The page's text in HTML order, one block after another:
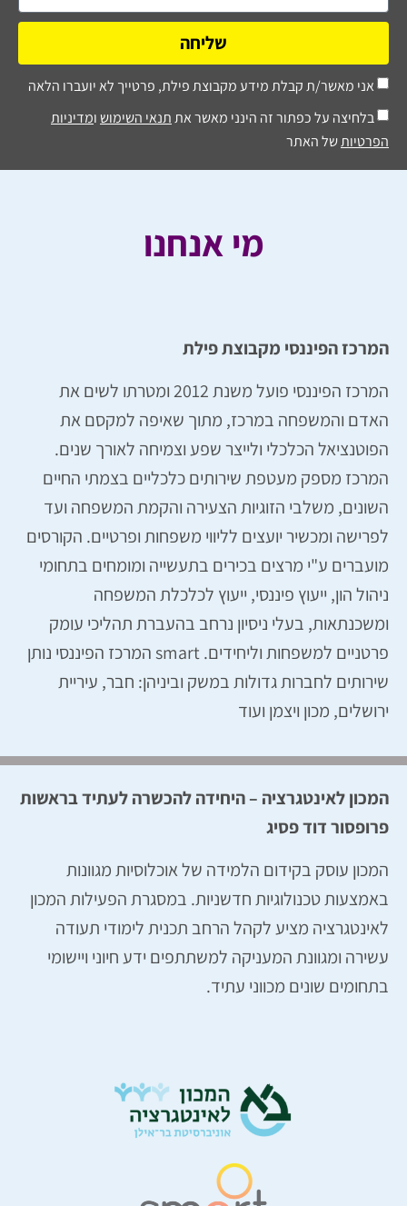
אני מאשר/ת קבלת מידע מקבוצת פילת, פרטייך לא יועברו הלאה
בלחיצה על כפתור זה הינני מאשר אתתנאי השימושומדיניות
הפרטיותשל האתר
שליחה
מי אנחנו
המרכז הפיננסי מקבוצת פילת
המרכז הפיננסי פועל משנת 2012 ומטרתו לשים את
האדם והמשפחה במרכז, מתוך שאיפה למקסם את
הפוטנציאל הכלכלי ולייצר שפע וצמיחה לאורך שנים.
המרכז מספק מעטפת שירותים כלכליים בצמתי החיים
השונים, משלבי הזוגיות הצעירה והקמת המשפחה ועד
לפרישה ומכשיר יועצים לליווי משפחות ופרטיים. הקורסים
מועברים ע"י מרצים בכירים בתעשייה ומומחים בתחומי
ניהול הון, ייעוץ פיננסי, ייעוץ לכלכלת המשפחה
ומשכנתאות, בעלי ניסיון נרחב בהעברת תהליכי עומק
פרטניים למשפחות וליחידים. smart המרכז הפיננסי נותן
שירותים לחברות גדולות במשק וביניהן: חבר, עיריית
ירושלים, מכון ויצמן ועוד
המכון לאינטגרציה – היחידה להכשרה לעתיד בראשות
פרופסור דוד פסיג
המכון עוסק בקידום הלמידה של אוכלוסיות מגוונות
באמצעות טכנולוגיות חדשניות. במסגרת הפעילות המכון
לאינטגרציה מציע לקהל הרחב תכנית לימודי תעודה
עשירה ומגוונת המעניקה למשתתפים ידע חיוני ויישומי
בתחומים שונים מכווני עתיד.